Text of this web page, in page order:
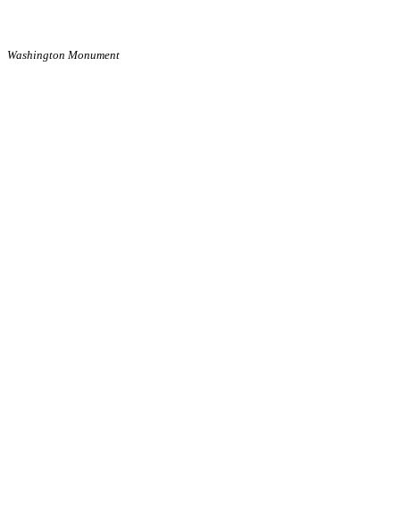
Washington Monument